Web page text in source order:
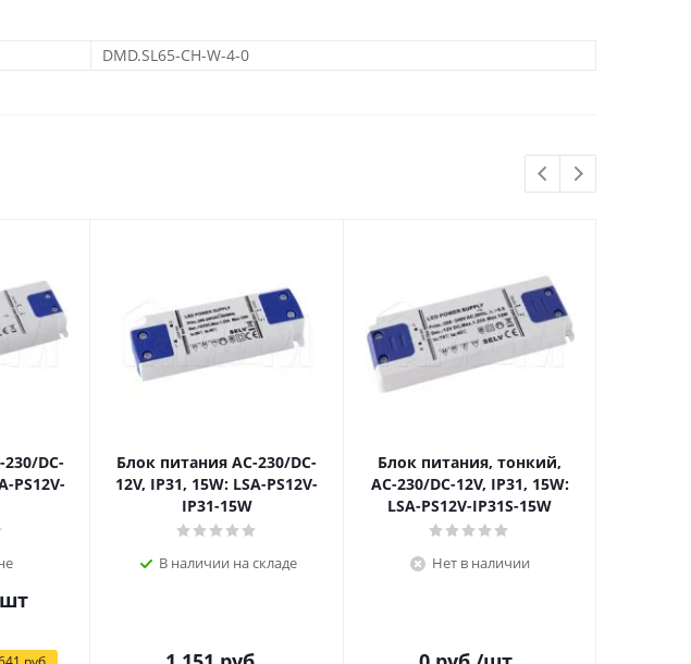
DMD.SL65-CH-W-4-0
DC-
PS12V-
Блок питания AC-230/DC-
12V, IP31, 15W: LSA-PS12V-
IP31-15W
В наличии на складе
Блок питания, тонкий,
AC-230/DC-12V, IP31, 15W:
LSA-PS12V-IP31S-15W
Нет в наличии